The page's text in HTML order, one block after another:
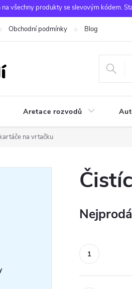
všechny produkty se slevovým kódem.
Obchodní podmínky Blog
Aretace rozvodů
na vrtačku